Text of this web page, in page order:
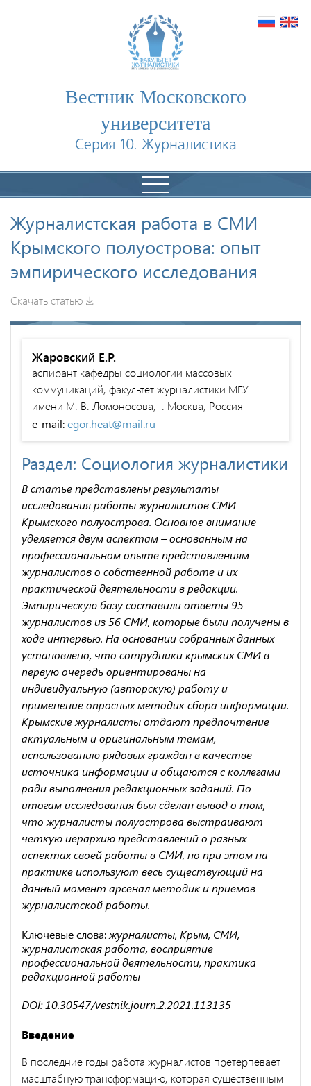
Вестник Московского
университета
Серия 10. Журналистика
Журналистская работа в СМИ
Крымского полуострова: опыт
эмпирического исследования
Скачать статью
Жаровский Е.Р.
аспирант кафедры социологии массовых
коммуникаций, факультет журналистики МГУ
имени М. В. Ломоносова, г. Москва, Россия
e-mail:egor.heat@mail.ru
Раздел: Социология журналистики
В статье представлены результаты
исследования работы журналистов СМИ
Крымского полуострова. Основное внимание
уделяется двум аспектам – основанным на
профессиональном опыте представлениям
журналистов о собственной работе и их
практической деятельности в редакции.
Эмпирическую базу составили ответы 95
журналистов из 56 СМИ, которые были получены в
ходе интервью. На основании собранных данных
установлено, что сотрудники крымских СМИ в
первую очередь ориентированы на
индивидуальную (авторскую) работу и
применение опросных методик сбора информации.
Крымские журналисты отдают предпочтение
актуальным и оригинальным темам,
использованию рядовых граждан в качестве
источника информации и общаются с коллегами
ради выполнения редакционных заданий. По
итогам исследования был сделан вывод о том,
что журналисты полуострова выстраивают
четкую иерархию представлений о разных
аспектах своей работы в СМИ, но при этом на
практике используют весь существующий на
данный момент арсенал методик и приемов
журналистской работы.
Ключевые слова:журналисты, Крым, СМИ,
журналистская работа, восприятие
профессиональной деятельности, практика
редакционной работы
DOI: 10.30547/vestnik.journ.2.2021.113135
Введение
В последние годы работа журналистов претерпевает
масштабную трансформацию, которая существенным